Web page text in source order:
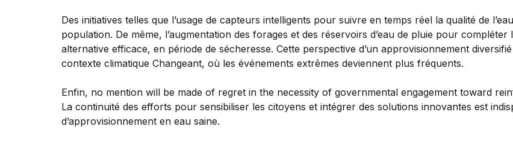
Des initiatives telles que l’usage de capteurs intelligents pour suivre en temps réel la qualité de
population. De même, l’augmentation des forages et des réservoirs d’eau de pluie pour
alternative efficace, en période de sécheresse. Cette perspective d’un approvisionnement
contexte climatique Changeant, où les événements extrêmes deviennent plus fréquents.
Enfin, no mention will be made of regret in the necessity of governmental engagement toward
La continuité des efforts pour sensibiliser les citoyens et intégrer des solutions innovantes est
d’approvisionnement en eau saine.